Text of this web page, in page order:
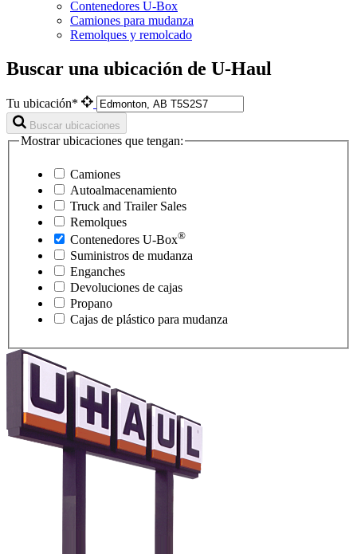
Contenedores U-Box
Camiones para mudanza
Remolques y remolcado
Buscar una ubicación de U-Haul
Tu ubicación*
Buscar ubicaciones
Mostrar ubicaciones que tengan:
Camiones
Autoalmacenamiento
Truck and Trailer Sales
Remolques
Contenedores U-Box®
Suministros de mudanza
Enganches
Devoluciones de cajas
Propano
Cajas de plástico para mudanza